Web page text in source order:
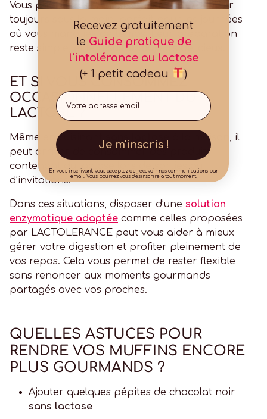
Vous pouvez aussi lescongeler pour en avoir
toujours sous la main, parfait pour les journées
où vous manquez de temps. Leur préparation
reste simple, et le résultat toujours délicieux.
ET SI VOUS CONSOMMEZ
OCCASIONNELLEMENT DU
LACTOSE ?
Même en cuisinant sans lactose
à la maison, il
peut arriver de consommer des produits
contenant du lactose lors de sorties ou
d’invitations.
Dans ces situations, disposer d’une solution
enzymatique adaptée comme celles proposées
par LACTOLERANCE peut vous aider à mieux
gérer votre digestion et profiter pleinement de
vos repas. Cela vous permet de rester flexible
sans renoncer aux moments gourmands
partagés avec vos proches.
QUELLES ASTUCES POUR
RENDRE VOS MUFFINS ENCORE
PLUS GOURMANDS ?
Ajouter quelques pépites de chocolat noir
sans lactose
Recevez gratuitement
le Guide pratique de
l'intolérance au lactose
(+ 1 petit cadeau
)
Email
Je m'inscris !
En vous inscrivant, vous acceptez de recevoir nos communications par
email. Vous pourrez vous désinscrire à tout moment.